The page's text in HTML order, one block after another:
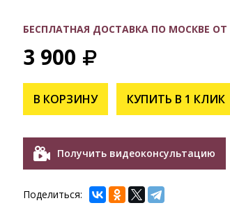
БЕСПЛАТНАЯ ДОСТАВКА ПО МОСКВЕ ОТ
3 900
В КОРЗИНУ КУПИТЬ В 1 КЛИК
Получить видеоконсультацию
Поделиться: